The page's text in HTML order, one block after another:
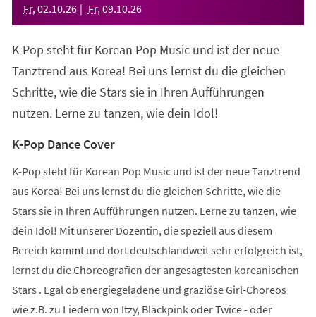
Fr, 02.10.26 Fr, 09.10.26
K-Pop steht für Korean Pop Music und ist der neue
Tanztrend aus Korea! Bei uns lernst du die gleichen
Schritte, wie die Stars sie in Ihren Aufführungen
nutzen. Lerne zu tanzen, wie dein Idol!
K-Pop Dance Cover
K-Pop steht für Korean Pop Music und ist der neue Tanztrend
aus Korea! Bei uns lernst du die gleichen Schritte, wie die
Stars sie in Ihren Aufführungen nutzen. Lerne zu tanzen, wie
dein Idol! Mit unserer Dozentin, die speziell aus diesem
Bereich kommt und dort deutschlandweit sehr erfolgreich ist,
lernst du die Choreografien der angesagtesten koreanischen
Stars . Egal ob energiegeladene und graziöse Girl-Choreos
wie z.B. zu Liedern von Itzy, Blackpink oder Twice - oder